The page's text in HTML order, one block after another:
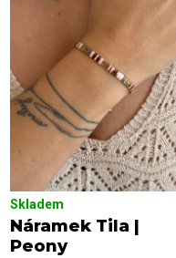
u
k
t
r
o
d
k
ů
Náramek Tila |
Peony
Skladem